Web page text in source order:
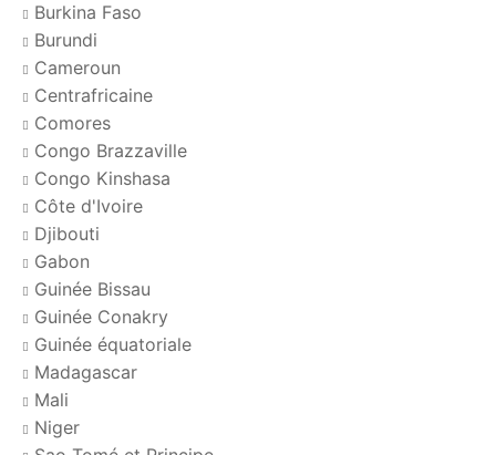
Burkina Faso
Burundi
Cameroun
Centrafricaine
Comores
Congo Brazzaville
Congo Kinshasa
Côte d'Ivoire
Djibouti
Gabon
Guinée Bissau
Guinée Conakry
Guinée équatoriale
Madagascar
Mali
Niger